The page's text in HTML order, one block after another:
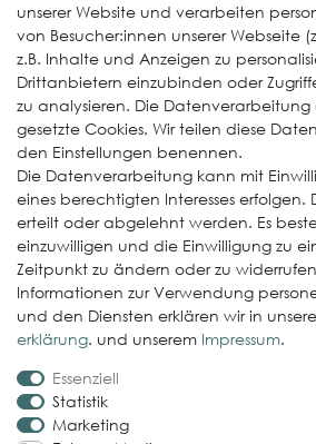
Weitere Produkte
EcoDach EPDM
ElastoGround EPDM Streifen
Multi-Fix Solarhalter
Service
Gewerbekunde werden
Versand & Zahlungsbedingungen
Kontaktformular
Probleme bei der Bestellung?
Rechtliches
Impressum
unserer Website und verarbeiten
von Besucher:innen unserer Webseite
z.B. Inhalte und Anzeigen zu
Drittanbietern einzubinden oder
zu analysieren. Die Datenverarbeitung
gesetzte Cookies. Wir teilen diese
den Einstellungen benennen.
Die Datenverarbeitung kann mit
eines berechtigten Interesses erfolgen.
erteilt oder abgelehnt werden. Es
einzuwilligen und die Einwilligung zu
Zeitpunkt zu ändern oder zu
Informationen zur Verwendung
und den Diensten erklären wir in
erklärung. und unserem Impressum.
Essenziell
Statistik
Marketing